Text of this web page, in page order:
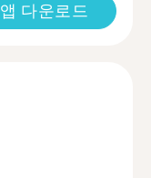
앱 다운로드